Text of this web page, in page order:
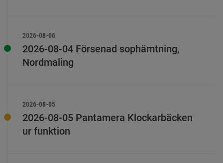
2026-08-06
2026-08-04 Försenad sophämtning,
Nordmaling
2026-08-05
2026-08-05 Pantamera Klockarbäcken
ur funktion